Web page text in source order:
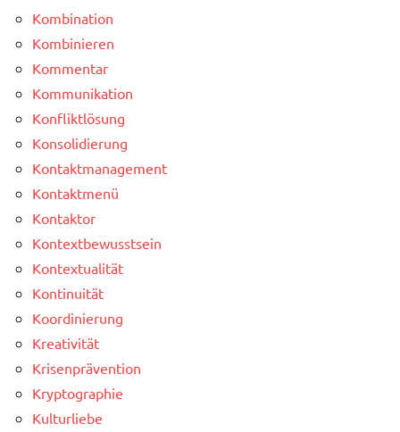
Kombination
Kombinieren
Kommentar
Kommunikation
Konfliktlösung
Konsolidierung
Kontaktmanagement
Kontaktmenü
Kontaktor
Kontextbewusstsein
Kontextualität
Kontinuität
Koordinierung
Kreativität
Krisenprävention
Kryptographie
Kulturliebe